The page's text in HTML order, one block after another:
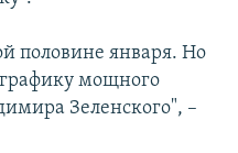
половине января. Но
мощного
Зеленского", –